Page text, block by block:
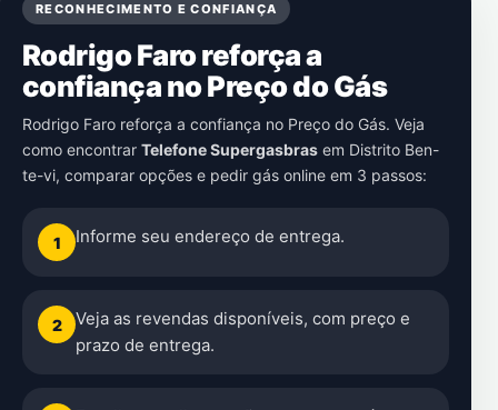
RECONHECIMENTO E CONFIANÇA
Rodrigo Faro reforça a
confiança no Preço do Gás
Rodrigo Faro reforça a confiança no Preço do Gás. Veja
como encontrar Telefone Supergasbras em Distrito Ben-
te-vi, comparar opções e pedir gás online em 3 passos:
1 Informe seu endereço de entrega.
2
Veja as revendas disponíveis, com preço e
prazo de entrega.